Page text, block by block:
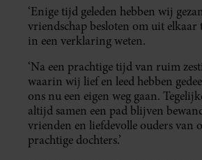
‘Enige tijd geleden hebben wij
vriendschap besloten om uit elkaar
in een verklaring weten.
‘Na een prachtige tijd van ruim
waarin wij lief en leed hebben
ons nu een eigen weg gaan.
altijd samen een pad blijven
vrienden en liefdevolle ouders van
prachtige dochters.’